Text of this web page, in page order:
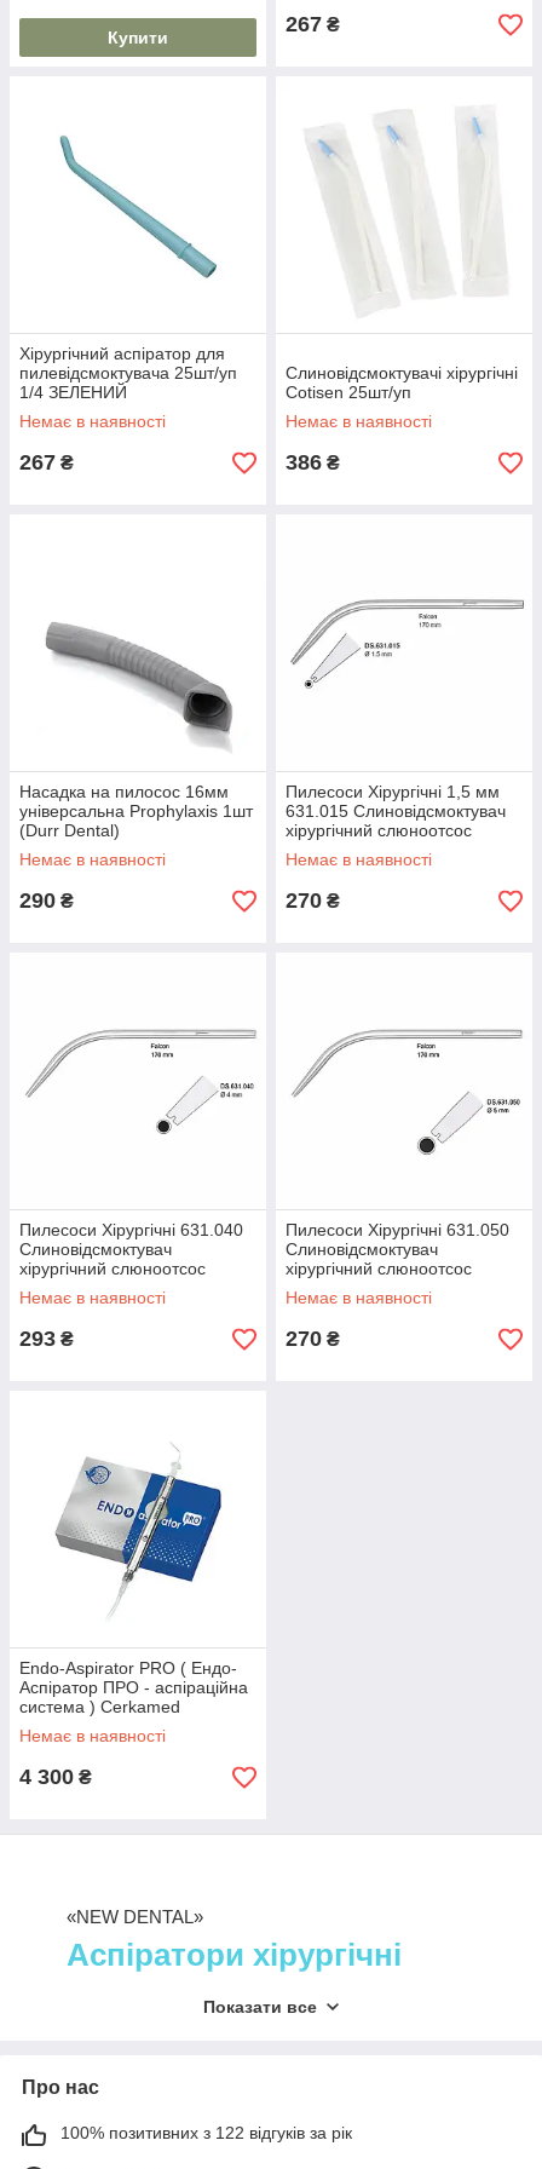
Купити
267 ₴
Хірургічний аспіратор для
пилевідсмоктувача 25шт/уп
1/4 ЗЕЛЕНИЙ
Немає в наявності
267 ₴
Слиновідсмоктувачі хірургічні
Cotisen 25шт/уп
Немає в наявності
386 ₴
Насадка на пилосос 16мм
універсальна Prophylaxis 1шт
(Durr Dental)
Немає в наявності
290 ₴
Пилесоси Хірургічні 1,5 мм
631.015 Слиновідсмоктувач
хірургічний слюноотсос
Немає в наявності
270 ₴
Пилесоси Хірургічні 631.040
Слиновідсмоктувач
хірургічний слюноотсос
Немає в наявності
293 ₴
Пилесоси Хірургічні 631.050
Слиновідсмоктувач
хірургічний слюноотсос
Немає в наявності
270 ₴
Endo-Aspirator PRO ( Ендо-
Аспіратор ПРО - аспіраційна
система ) Cerkamed
Немає в наявності
4 300 ₴
«NEW DENTAL»
Аспіратори хірургічні
Хірургічні аспіратори всіх типів
оригінальною та сертифікованою, тому точно
момент!
Показати все
Про нас
100% позитивних з 122 відгуків за рік